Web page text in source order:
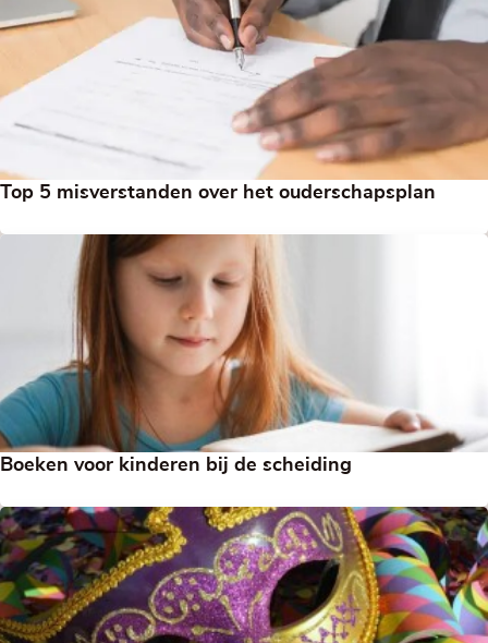
Top 5 misverstanden over het ouderschapsplan
Boeken voor kinderen bij de scheiding